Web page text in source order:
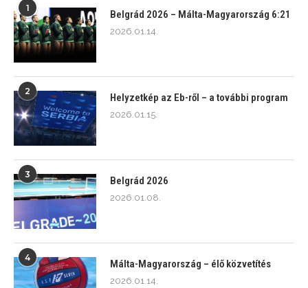
1
Belgrád 2026 – Málta-Magyarország 6:21
2026.01.14.
2
Helyzetkép az Eb-ről – a további program
2026.01.15.
3
Belgrád 2026
2026.01.08.
4
Málta-Magyarország – élő közvetítés
2026.01.14.